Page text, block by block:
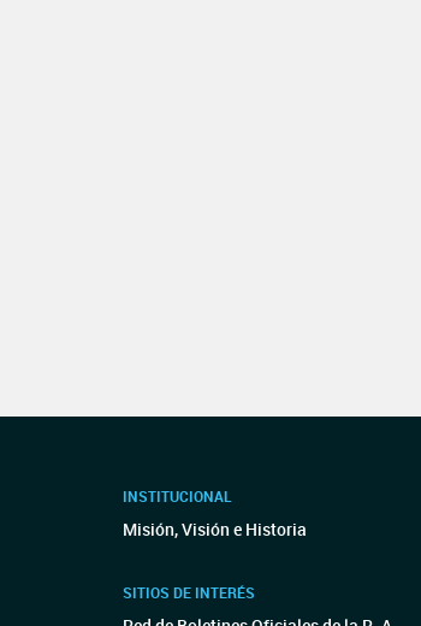
INSTITUCIONAL
Misión, Visión e Historia
SITIOS DE INTERÉS